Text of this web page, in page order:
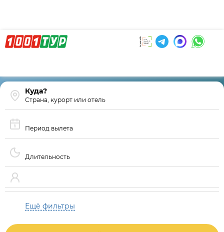
Страна, курорт или отель
Период вылета
Длительность
Ещё фильтры